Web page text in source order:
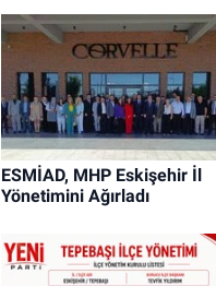
ESMİAD, MHP Eskişehir İl
Yönetimini Ağırladı